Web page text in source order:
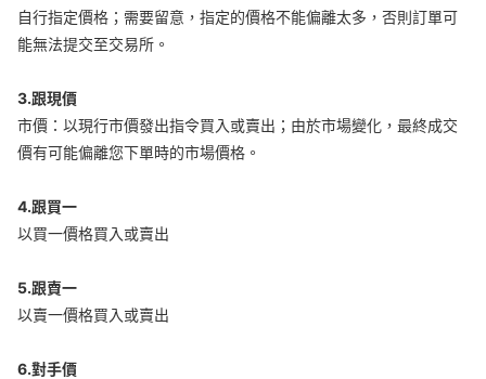
概述
AM 資產管理服務
ECM 股權資本市場服務
FICC 固定收益、外匯和大宗商品服務
WM 財富管理服務
自行指定價格；需要留意，指定的價格不能偏離太多，否則訂單可
能無法提交至交易所。
3.跟現價
市價：以現行市價發出指令買入或賣出；由於市場變化，最終成交
價有可能偏離您下單時的市場價格。
4.跟買一
以買一價格買入或賣出
5.跟賣一
以賣一價格買入或賣出
6.對手價